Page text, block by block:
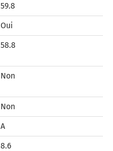
59.8
Oui
58.8
Non
Non
A
8.6